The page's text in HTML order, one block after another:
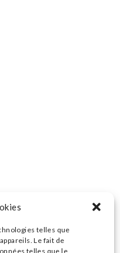
telles que
Le fait de
telles que le